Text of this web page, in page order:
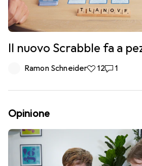
Il nuovo Scrabble fa a
Ramon Schneider12 like
121 1
Opinione